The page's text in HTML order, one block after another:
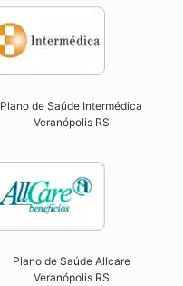
Plano de Saúde Intermédica
Veranópolis RS
Plano de Saúde Allcare
Veranópolis RS​